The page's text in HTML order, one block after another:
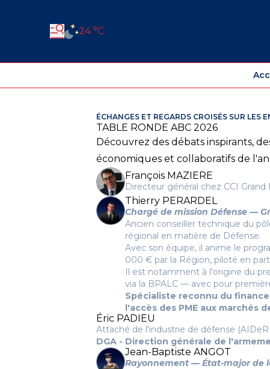
24 °C
ÉCHANGES ET REGARDS CROISÉS SUR LES
TABLE RONDE ABC 2026
Découvrez des débats inspirants,
économiques et collaboratifs de
François MAZIERE
Directeur général chez CCI Grand
Thierry PERARDEL
Chargé de mission Défense —
Ancien conseiller technique du
régional en matière de Défense.
Avec son équipe, il anime le
000 € par la Région, piloté en
Il est notamment à l'origine du
via la BPALC — avec pour
Spécialiste reconnu du
l'accès des PME aux marchés
Éric PADIEU
Attaché de l'industrie de défense
DGA - Direction générale de
Jean-Baptiste ANGOT
Rayonnement — État-major de